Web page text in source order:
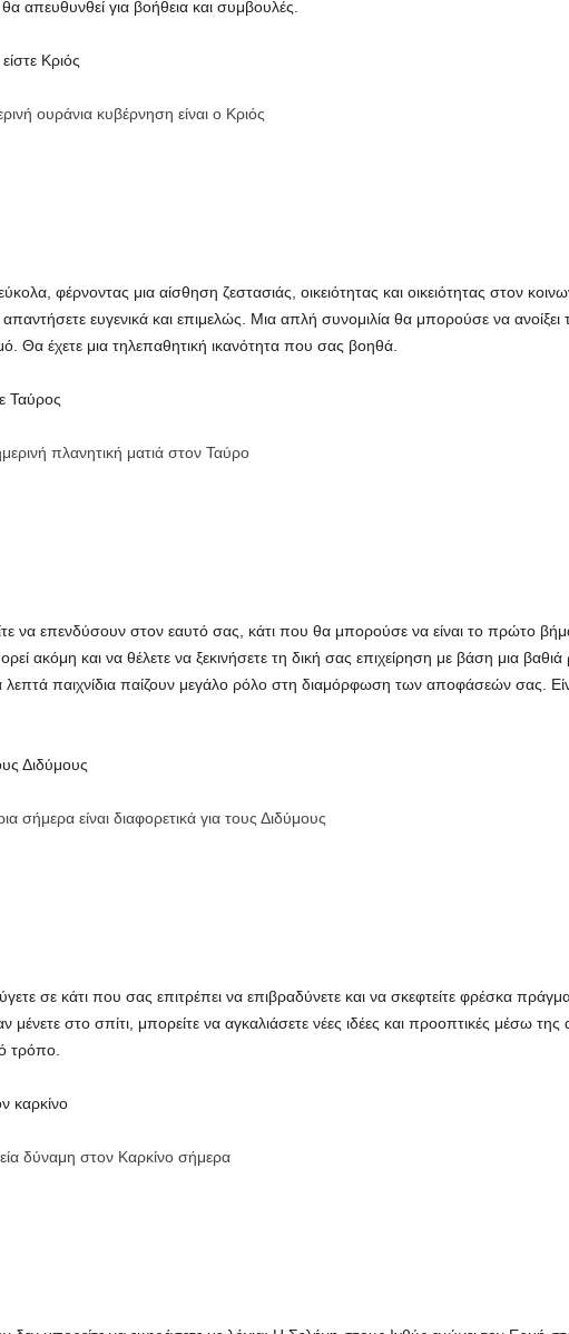
απευθυνθεί για βοήθεια και συμβουλές.
Κριός
ουράνια κυβέρνηση είναι ο Κριός
φέρνοντας μια αίσθηση ζεστασιάς, οικειότητας και οικειότητας στον
ευγενικά και επιμελώς. Μια απλή συνομιλία θα μπορούσε να ανοίξει
Θα έχετε μια τηλεπαθητική ικανότητα που σας βοηθά.
Ταύρος
πλανητική ματιά στον Ταύρο
να επενδύσουν στον εαυτό σας, κάτι που θα μπορούσε να είναι το πρώτο
ακόμη και να θέλετε να ξεκινήσετε τη δική σας επιχείρηση με βάση μια βαθιά
παιχνίδια παίζουν μεγάλο ρόλο στη διαμόρφωση των αποφάσεών σας.
Διδύμους
σήμερα είναι διαφορετικά για τους Διδύμους
σε κάτι που σας επιτρέπει να επιβραδύνετε και να σκεφτείτε φρέσκα
μένετε στο σπίτι, μπορείτε να αγκαλιάσετε νέες ιδέες και προοπτικές μέσω
τρόπο.
καρκίνο
δύναμη στον Καρκίνο σήμερα